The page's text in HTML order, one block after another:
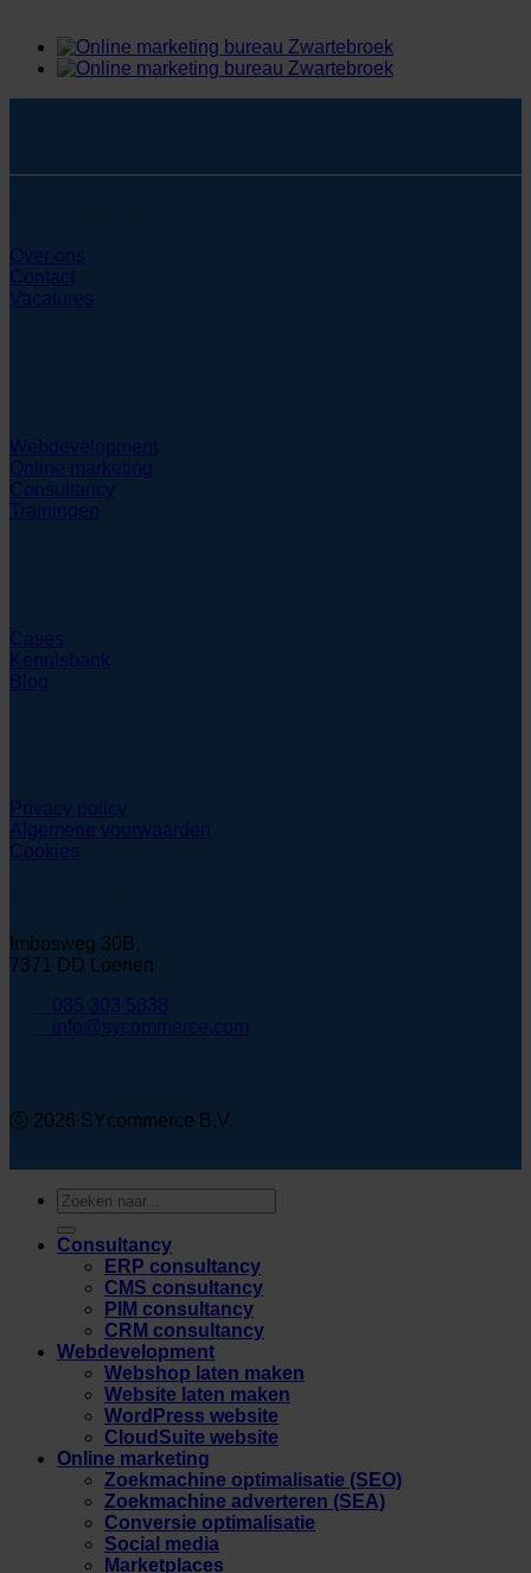
Over ons
Contact
Vacatures
Webdevelopment
Online marketing
Consultancy
Trainingen
Cases
Kennisbank
Blog
Privacy policy
Algemene voorwaarden
Cookies
Imbosweg 30B,
7371 DD Loenen
085 303 5838
info@sycommerce.com
ⓒ 2026 SYcommerce B.V.
Zoeken
naar:
Consultancy
ERP consultancy
CMS consultancy
PIM consultancy
CRM consultancy
Webdevelopment
Webshop laten maken
Website laten maken
WordPress website
CloudSuite website
Online marketing
Zoekmachine optimalisatie (SEO)
Zoekmachine adverteren (SEA)
Conversie optimalisatie
Social media
Marketplaces